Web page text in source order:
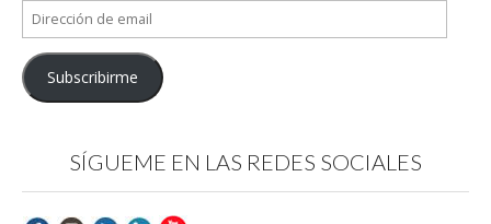
Dirección
de
email
Subscribirme
SÍGUEME EN LAS REDES SOCIALES